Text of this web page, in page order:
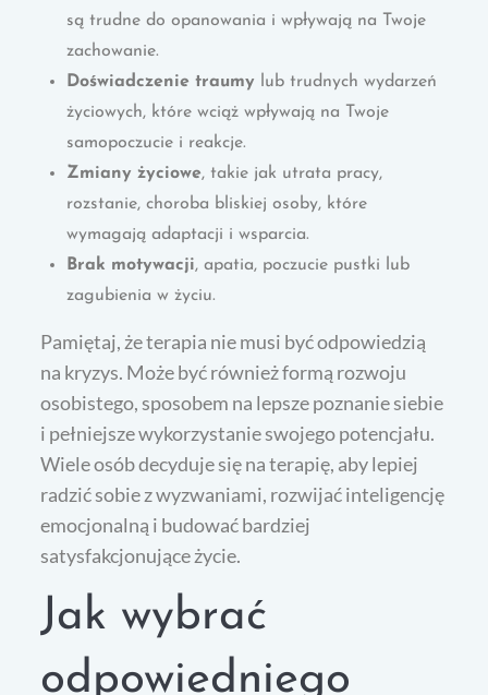
są trudne do opanowania i wpływają na Twoje
zachowanie.
Doświadczenie traumy lub trudnych wydarzeń
życiowych, które wciąż wpływają na Twoje
samopoczucie i reakcje.
Zmiany życiowe, takie jak utrata pracy,
rozstanie, choroba bliskiej osoby, które
wymagają adaptacji i wsparcia.
Brak motywacji, apatia, poczucie pustki lub
zagubienia w życiu.
Pamiętaj, że terapia nie musi być odpowiedzią
na kryzys. Może być również formą rozwoju
osobistego, sposobem na lepsze poznanie siebie
i pełniejsze wykorzystanie swojego potencjału.
Wiele osób decyduje się na terapię, aby lepiej
radzić sobie z wyzwaniami, rozwijać inteligencję
emocjonalną i budować bardziej
satysfakcjonujące życie.
Jak wybrać
odpowiedniego